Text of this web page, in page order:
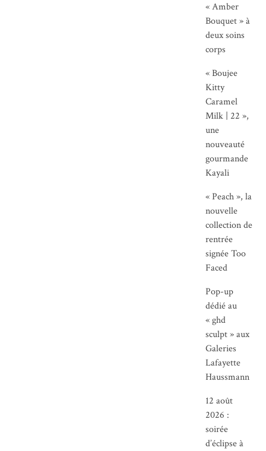
« Amber
Bouquet » à
deux soins
corps
« Boujee
Kitty
Caramel
Milk | 22 »,
une
nouveauté
gourmande
Kayali
« Peach », la
nouvelle
collection de
rentrée
signée Too
Faced
Pop-up
dédié au
« ghd
sculpt » aux
Galeries
Lafayette
Haussmann
12 août
2026 :
soirée
d’éclipse à